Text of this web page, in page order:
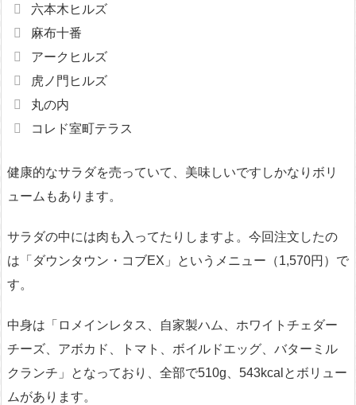
六本木ヒルズ
麻布十番
アークヒルズ
虎ノ門ヒルズ
丸の内
コレド室町テラス
健康的なサラダを売っていて、美味しいですしかなりボリ
ュームもあります。
サラダの中には肉も入ってたりしますよ。今回注文したの
は「ダウンタウン・コブEX」というメニュー（1,570円）で
す。
中身は「ロメインレタス、自家製ハム、ホワイトチェダー
チーズ、アボカド、トマト、ボイルドエッグ、バターミル
クランチ」となっており、全部で510g、543kcalとボリュー
ムがあります。